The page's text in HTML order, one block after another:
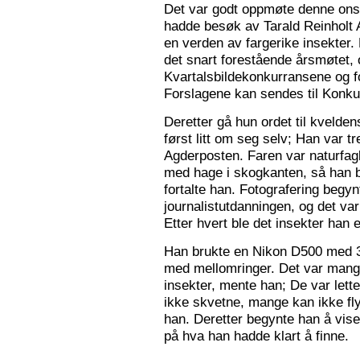
Det var godt oppmøte denne
hadde besøk av Tarald
en verden av fargerike
det snart forestående
Kvartalsbildekonkurransene og
Forslagene kan sendes til
Deretter gå hun ordet til
først litt om seg selv; Han var
Agderposten. Faren var
med hage i skogkanten, så han
fortalte han. Fotografering
journalistutdanningen, og det
Etter hvert ble det insekter han
Han brukte en Nikon D500
med mellomringer. Det var
insekter, mente han; De var
ikke skvetne, mange kan ikke
han. Deretter begynte han å
på hva han hadde klart å finne.